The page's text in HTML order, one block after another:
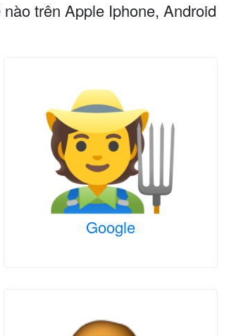
trên Apple Iphone, Android
Google